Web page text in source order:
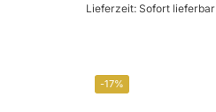
Lieferzeit: Sofort lieferbar
-17%